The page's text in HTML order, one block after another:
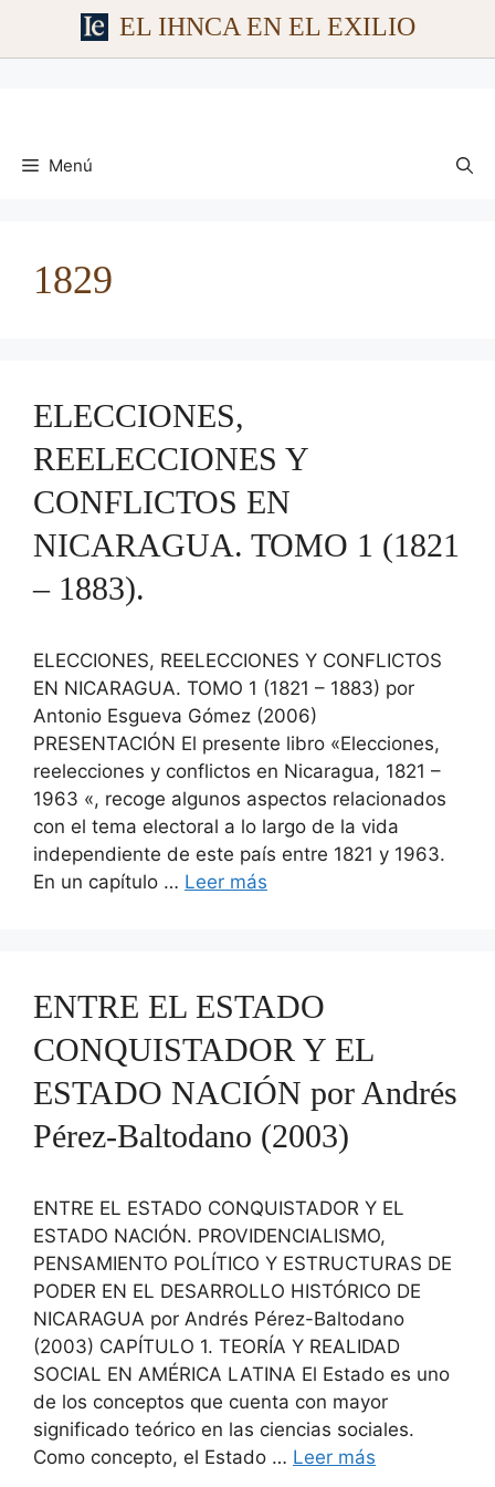
EL IHNCA EN EL EXILIO
contenido
Menú
1829
ELECCIONES,
REELECCIONES Y
CONFLICTOS EN
NICARAGUA. TOMO 1 (1821
– 1883).
ELECCIONES, REELECCIONES Y CONFLICTOS
EN NICARAGUA. TOMO 1 (1821 – 1883) por
Antonio Esgueva Gómez (2006)
PRESENTACIÓN El presente libro «Elecciones,
reelecciones y conflictos en Nicaragua, 1821 –
1963 «, recoge algunos aspectos relacionados
con el tema electoral a lo largo de la vida
independiente de este país entre 1821 y 1963.
En un capítulo … Leer más
ENTRE EL ESTADO
CONQUISTADOR Y EL
ESTADO NACIÓN por Andrés
Pérez-Baltodano (2003)
ENTRE EL ESTADO CONQUISTADOR Y EL
ESTADO NACIÓN. PROVIDENCIALISMO,
PENSAMIENTO POLÍTICO Y ESTRUCTURAS DE
PODER EN EL DESARROLLO HISTÓRICO DE
NICARAGUA por Andrés Pérez-Baltodano
(2003) CAPÍTULO 1. TEORÍA Y REALIDAD
SOCIAL EN AMÉRICA LATINA El Estado es uno
de los conceptos que cuenta con mayor
significado teórico en las ciencias sociales.
Como concepto, el Estado … Leer más